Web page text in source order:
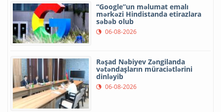
“Google”un məlumat emalı
mərkəzi Hindistanda etirazlara
səbəb olub
06-08-2026
Rəşad Nəbiyev Zəngilanda
vətəndaşların müraciətlərini
dinləyib
06-08-2026